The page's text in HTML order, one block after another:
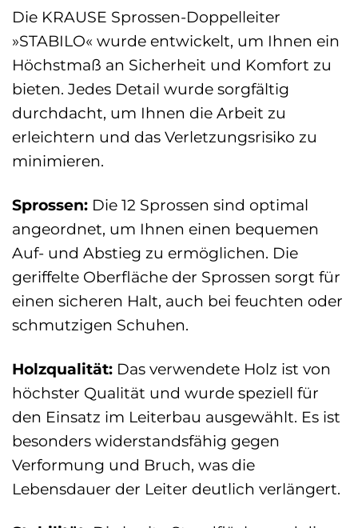
Die KRAUSE Sprossen-Doppelleiter
»STABILO« wurde entwickelt, um Ihnen ein
Höchstmaß an Sicherheit und Komfort zu
bieten. Jedes Detail wurde sorgfältig
durchdacht, um Ihnen die Arbeit zu
erleichtern und das Verletzungsrisiko zu
minimieren.
Sprossen: Die 12 Sprossen sind optimal
angeordnet, um Ihnen einen bequemen
Auf- und Abstieg zu ermöglichen. Die
geriffelte Oberfläche der Sprossen sorgt für
einen sicheren Halt, auch bei feuchten oder
schmutzigen Schuhen.
Holzqualität: Das verwendete Holz ist von
höchster Qualität und wurde speziell für
den Einsatz im Leiterbau ausgewählt. Es ist
besonders widerstandsfähig gegen
Verformung und Bruch, was die
Lebensdauer der Leiter deutlich verlängert.